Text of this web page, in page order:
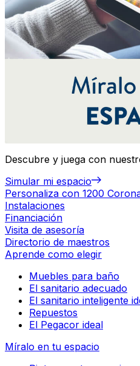
Descubre y juega con
Simular mi espacio
Personaliza con 1200
Instalaciones
Financiación
Visita de asesoría
Directorio de maestros
Aprende como elegir
Muebles para baño
El sanitario adecuado
El sanitario inteligente
Repuestos
El Pegacor ideal
Míralo en tu espacio